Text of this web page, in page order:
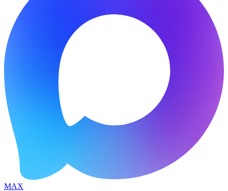
MAX